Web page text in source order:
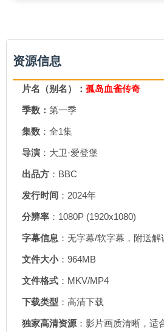
资源信息
片名（别名）： 孤岛血雀传奇
季数： 第一季
集数 ：全1集
导演 ：大卫·爱登堡
出品方 ：BBC
发行时间 ：2024年
分辨率 ：1080P (1920x1080)
字幕信息 ：无字幕/软字幕，附送解
文件大小：964MB
文件格式 ：MKV/MP4
下载类型 ：高清下载
独家高清资源 ：影片画质清晰，